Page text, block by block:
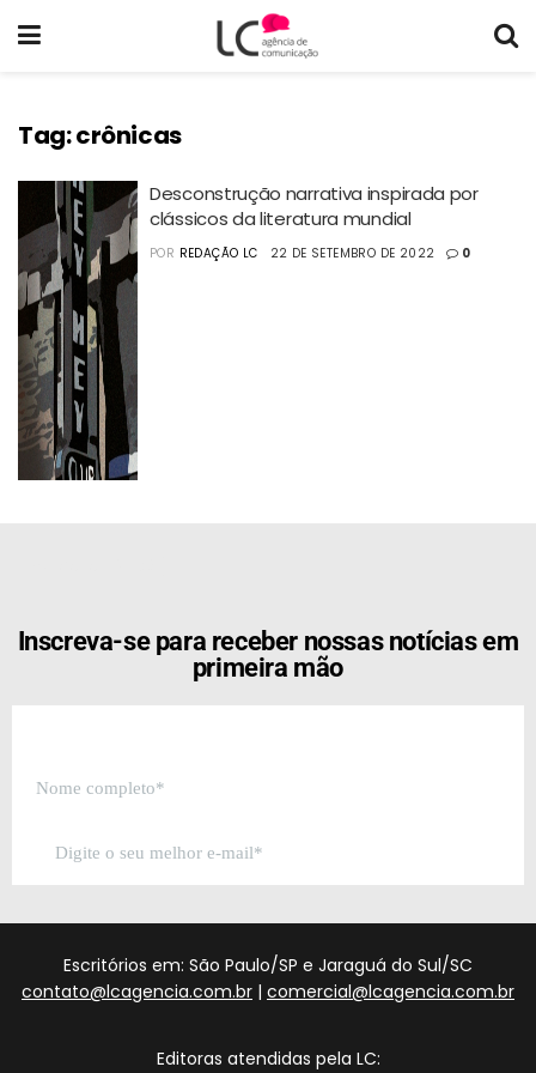
Tag:crônicas
Desconstrução narrativa inspirada por
clássicos da literatura mundial
POR REDAÇÃO LC 22 DE SETEMBRO DE 2022 0
Inscreva-se para receber nossas notícias em
primeira mão
Escritórios em: São Paulo/SP e Jaraguá do Sul/SC
contato@lcagencia.com.br | comercial@lcagencia.com.br
Editoras atendidas pela LC: